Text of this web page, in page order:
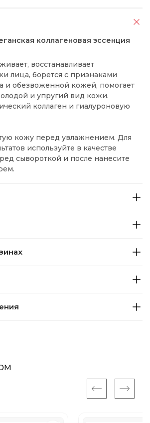
коллагеновая эссенция
восстанавливает
лица, борется с признаками
и обезвоженной кожей, помогает
и упругий вид кожи.
коллаген и гиалуроновую
кожу перед увлажнением. Для
используйте в качестве
сывороткой и после нанесите